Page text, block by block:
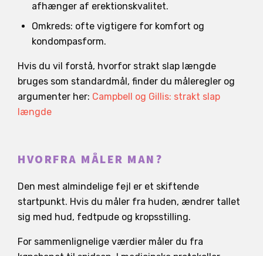
afhænger af erektionskvalitet.
Omkreds: ofte vigtigere for komfort og
kondompasform.
Hvis du vil forstå, hvorfor strakt slap længde
bruges som standardmål, finder du måleregler og
argumenter her: Campbell og Gillis: strakt slap
længde
HVORFRA MÅLER MAN?
Den mest almindelige fejl er et skiftende
startpunkt. Hvis du måler fra huden, ændrer tallet
sig med hud, fedtpude og kropsstilling.
For sammenlignelige værdier måler du fra